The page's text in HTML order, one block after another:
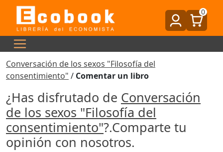
0
Conversación de los sexos "Filosofía del
consentimiento" / Comentar un libro
¿Has disfrutado de Conversación
de los sexos "Filosofía del
consentimiento"?.Comparte tu
opinión con nosotros.